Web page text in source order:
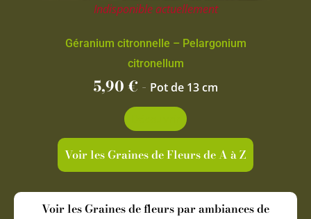
Indisponible actuellement
Géranium citronnelle – Pelargonium
citronellum
5,90€ - Pot de 13 cm
Voir les Graines de Fleurs de A à Z
Voir les Graines de fleurs par ambiances de